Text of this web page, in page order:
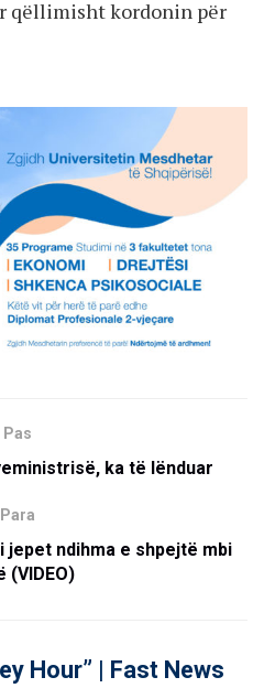
qëllimisht kordonin për
Pas
ka të lënduar
Para
jepet ndihma e shpejtë mbi
(VIDEO)
Hour” | Fast News